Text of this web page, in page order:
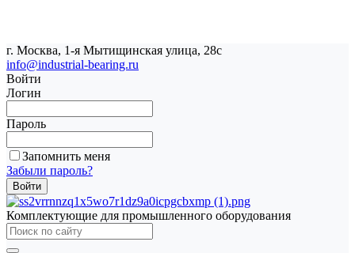
г. Москва, 1-я Мытищинская улица, 28с
info@industrial-bearing.ru
Войти
Логин
Пароль
Запомнить меня
Забыли пароль?
Комплектующие для промышленного оборудования